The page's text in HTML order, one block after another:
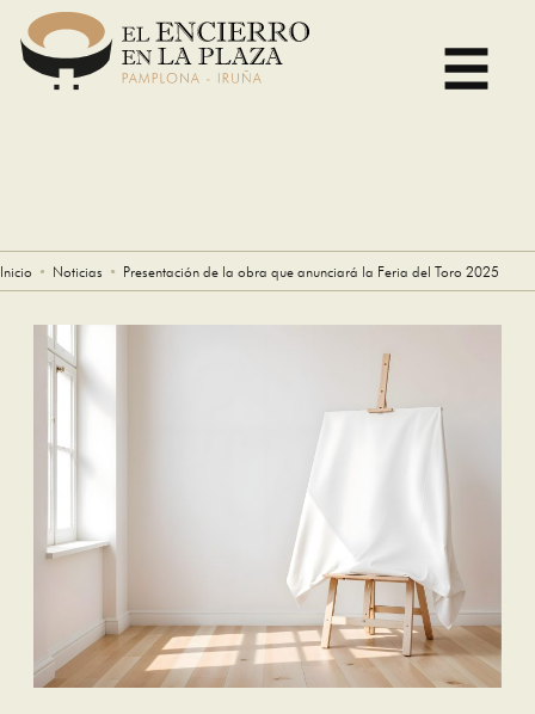
content
Inicio Noticias Presentación de la obra que anunciará la Feria del Toro 2025